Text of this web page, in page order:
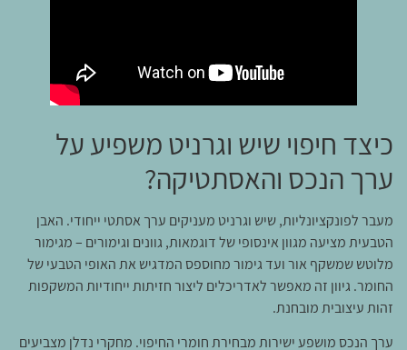
כיצד חיפוי שיש וגרניט משפיע על
ערך הנכס והאסתטיקה?
מעבר לפונקציונליות, שיש וגרניט מעניקים ערך אסתטי ייחודי. האבן
הטבעית מציעה מגוון אינסופי של דוגמאות, גוונים וגימורים – מגימור
מלוטש שמשקף אור ועד גימור מחוספס המדגיש את האופי הטבעי של
החומר. גיוון זה מאפשר לאדריכלים ליצור חזיתות ייחודיות המשקפות
זהות עיצובית מובחנת.
ערך הנכס מושפע ישירות מבחירת חומרי החיפוי. מחקרי נדלן מצביעים